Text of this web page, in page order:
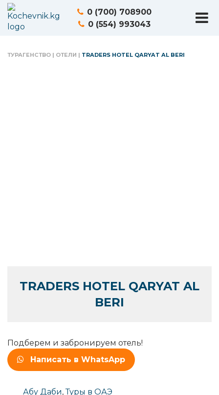
0 (700) 708900
0 (554) 993043
ТУРАГЕНСТВО | ОТЕЛИ | TRADERS HOTEL QARYAT AL BERI
TRADERS HOTEL QARYAT AL
BERI
Подберем и забронируем отель!
Написать в WhatsApp
Абу Даби,Туры в ОАЭ